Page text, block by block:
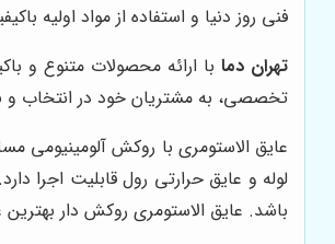
فنی روز دنیا و استفاده از مواد اولیه
تهران دمابا ارائه محصولات متنوع و
تخصصی، به مشتریان خود در انتخاب
لوله و عایق حرارتی رول قابلیت اجرا
باشد. عایق الاستومری روکش دار